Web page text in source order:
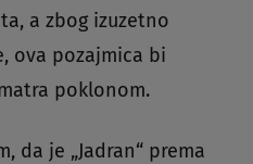
a zbog izuzetno
ova pozajmica bi
poklonom.
da je „Jadran“ prema